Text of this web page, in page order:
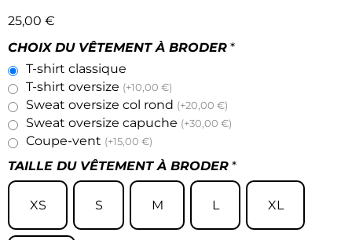
25,00 €
CHOIX DU VÊTEMENT À BRODER *
T-shirt classique
T-shirt oversize (+10,00 €)
Sweat oversize col rond (+20,00 €)
Sweat oversize capuche (+30,00 €)
Coupe-vent (+15,00 €)
TAILLE DU VÊTEMENT À BRODER *
XS S M L XL